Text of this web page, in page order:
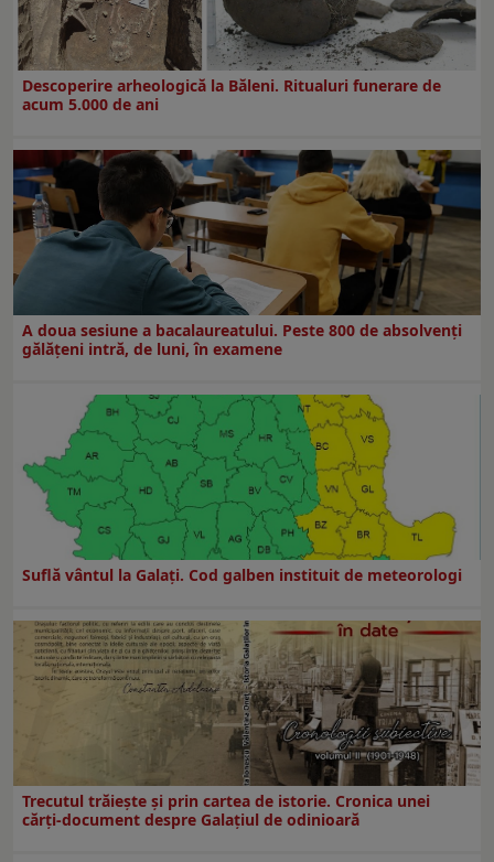
Descoperire arheologică la Băleni. Ritualuri funerare de
acum 5.000 de ani
A doua sesiune a bacalaureatului. Peste 800 de absolvenţi
gălăţeni intră, de luni, în examene
Suflă vântul la Galaţi. Cod galben instituit de meteorologi
Trecutul trăiește și prin cartea de istorie. Cronica unei
cărți-document despre Galațiul de odinioară